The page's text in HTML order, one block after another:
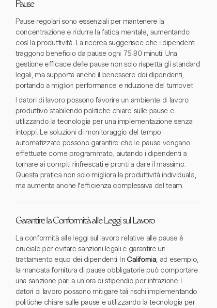
Pause
Pause regolari sono essenziali per mantenere la
concentrazione e ridurre la fatica mentale, aumentando
così la produttività. La ricerca suggerisce che i dipendenti
traggono beneficio da pause ogni 75-90 minuti. Una
gestione efficace delle pause non solo rispetta gli standard
legali, ma supporta anche il benessere dei dipendenti,
portando a migliori performance e riduzione del turnover.
I datori di lavoro possono favorire un ambiente di lavoro
produttivo stabilendo politiche chiare sulle pause e
utilizzando la tecnologia per una implementazione senza
intoppi. Le soluzioni di monitoraggio del tempo
automatizzate possono garantire che le pause vengano
effettuate come programmato, aiutando i dipendenti a
tornare ai compiti rinfrescati e pronti a dare il massimo.
Questa pratica non solo migliora la produttività individuale,
ma aumenta anche l'efficienza complessiva del team.
Garantire la Conformità alle Leggi sul Lavoro
La conformità alle leggi sul lavoro relative alle pause è
cruciale per evitare sanzioni legali e garantire un
trattamento equo dei dipendenti. InCalifornia, ad esempio,
la mancata fornitura di pause obbligatorie può comportare
una sanzione pari a un'ora di stipendio per infrazione. I
datori di lavoro possono mitigare tali rischi implementando
politiche chiare sulle pause e utilizzando la tecnologia per